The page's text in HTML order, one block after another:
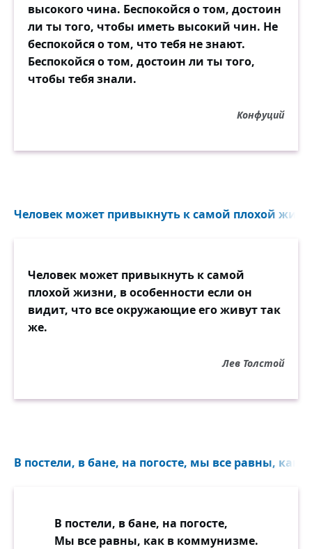
высокого чина. Беспокойся о том, достоин
ли ты того, чтобы иметь высокий чин. Не
беспокойся о том, что тебя не знают.
Беспокойся о том, достоин ли ты того,
чтобы тебя знали.
Конфуций
Человек может привыкнуть к самой плохой
Человек может привыкнуть к самой
плохой жизни, в особенности если он
видит, что все окружающие его живут так
же.
Лев Толстой
В постели, в бане, на погосте, мы все равны, как
В постели, в бане, на погосте,
Мы все равны, как в коммунизме.